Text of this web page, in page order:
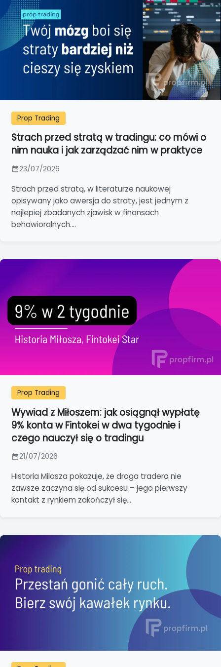
Prop Trading
Strach przed stratą w tradingu: co mówi o
nim nauka i jak zarządzać nim w praktyce
23/07/2026
Strach przed stratą, w literaturze naukowej
opisywany jako awersja do straty, jest jednym z
najlepiej zbadanych zjawisk w finansach
behawioralnych....
Prop Trading
Wywiad z Miłoszem: jak osiągnął wypłatę
9% konta w Fintokei w dwa tygodnie i
czego nauczył się o tradingu
21/07/2026
Historia Milosza pokazuje, że droga tradera nie
zawsze zaczyna się od sukcesu – jego pierwszy
kontakt z rynkiem zakończył się...